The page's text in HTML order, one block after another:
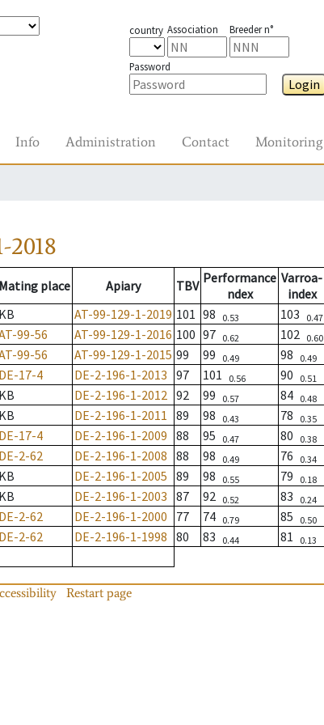
country Association Breeder n°
Password
Login
Info Administration Contact Monitoring
2018
Mating place Apiary TBV Performance
ndex
Varroa-
index
KB AT-99-129-1-2019 101 98 0.53 103 0.47
99-56 AT-99-129-1-2016 100 97 0.62 102 0.60
99-56 AT-99-129-1-2015 99 99 0.49 98 0.49
DE-17-4 DE-2-196-1-2013 97 101 0.56 90 0.51
KB DE-2-196-1-2012 92 99 0.57 84 0.48
KB DE-2-196-1-2011 89 98 0.43 78 0.35
DE-17-4 DE-2-196-1-2009 88 95 0.47 80 0.38
DE-2-62 DE-2-196-1-2008 88 98 0.49 76 0.34
KB DE-2-196-1-2005 89 98 0.55 79 0.18
KB DE-2-196-1-2003 87 92 0.52 83 0.24
DE-2-62 DE-2-196-1-2000 77 74 0.79 85 0.50
DE-2-62 DE-2-196-1-1998 80 83 0.44 81 0.13
Restart page